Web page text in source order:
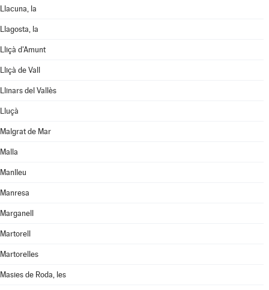
Llacuna, la
Llagosta, la
Lliçà d'Amunt
Lliçà de Vall
Llinars del Vallès
Lluçà
Malgrat de Mar
Malla
Manlleu
Manresa
Marganell
Martorell
Martorelles
Masies de Roda, les